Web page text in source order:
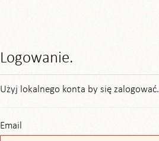
Logowanie.
Użyj lokalnego konta by się zalogować.
Email